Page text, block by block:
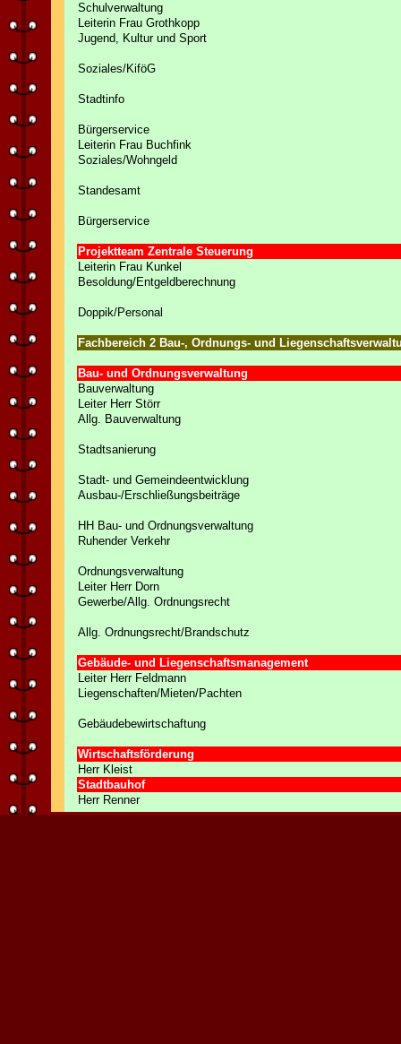
Schulverwaltung
Leiterin Frau Grothkopp
Jugend, Kultur und Sport
Soziales/KiföG
Stadtinfo
Bürgerservice
Leiterin Frau Buchfink
Soziales/Wohngeld
Standesamt
Bürgerservice
Projektteam Zentrale Steuerung
Leiterin Frau Kunkel
Besoldung/Entgeldberechnung
Doppik/Personal
Fachbereich 2 Bau-, Ordnungs- und
Bau- und Ordnungsverwaltung
Bauverwaltung
Leiter Herr Störr
Allg. Bauverwaltung
Stadtsanierung
Stadt- und Gemeindeentwicklung
Ausbau-/Erschließungsbeiträge
HH Bau- und Ordnungsverwaltung
Ruhender Verkehr
Ordnungsverwaltung
Leiter Herr Dorn
Gewerbe/Allg. Ordnungsrecht
Allg. Ordnungsrecht/Brandschutz
Gebäude- und Liegenschaftsmanagement
Leiter Herr Feldmann
Liegenschaften/Mieten/Pachten
Gebäudebewirtschaftung
Wirtschaftsförderung
Herr Kleist
Stadtbauhof
Herr Renner